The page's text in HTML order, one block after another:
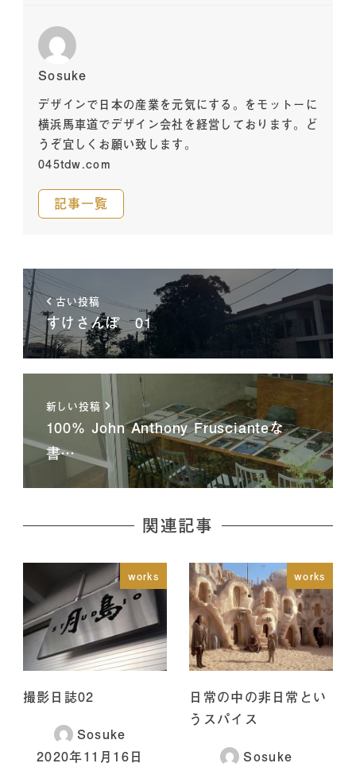
Sosuke
デザインで日本の産業を元気にする。をモットーに
横浜馬車道でデザイン会社を経営しております。ど
うぞ宜しくお願い致します。
045tdw.com
記事一覧
古い投稿
すけさんぽ 01
新しい投稿
100% John Anthony Fruscianteな
書…
関連記事
works
撮影日誌02
Sosuke
2020年11月16日
works
日常の中の非日常とい
うスパイス
Sosuke